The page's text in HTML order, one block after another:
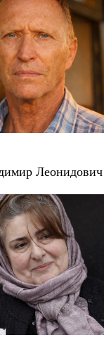
Леонидович